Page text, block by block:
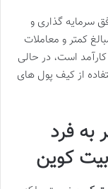
سرمایه گذاری و
کمتر و معاملات
است، در حالی
از کیف پول های
به فرد
کوین